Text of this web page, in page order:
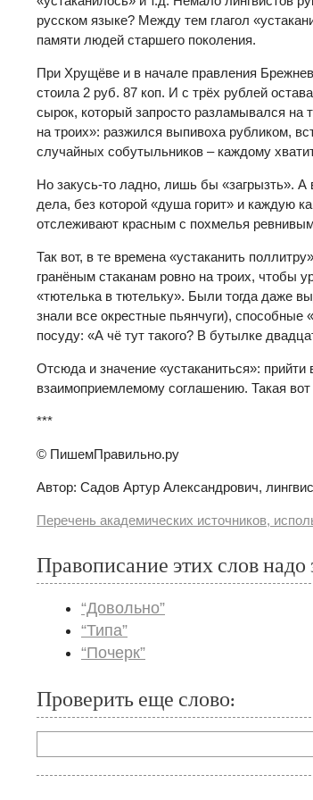
русском языке? Между тем глагол
памяти людей старшего поколения.
При Хрущёве и в начале правления
стоила 2 руб. 87 коп. И с трёх рублей
сырок, который запросто разламывался на
на троих»: разжился выпивоха рубликом,
случайных собутыльников – каждому
Но закусь-то ладно, лишь бы «загрызть». А
дела, без которой «душа горит» и каждую
отслеживают красным с похмелья
Так вот, в те времена «устаканить
гранёным стаканам ровно на троих, чтобы
«тютелька в тютельку». Были тогда даже
знали все окрестные пьянчуги), способные
посуду: «А чё тут такого? В бутылке
Отсюда и значение «устаканиться»: прийти
взаимоприемлемому соглашению. Такая вот
***
© ПишемПравильно.ру
Автор: Садов Артур Александрович,
Перечень академических источников,
Правописание этих слов надо
“Довольно”
“Типа”
“Почерк”
Проверить еще слово: